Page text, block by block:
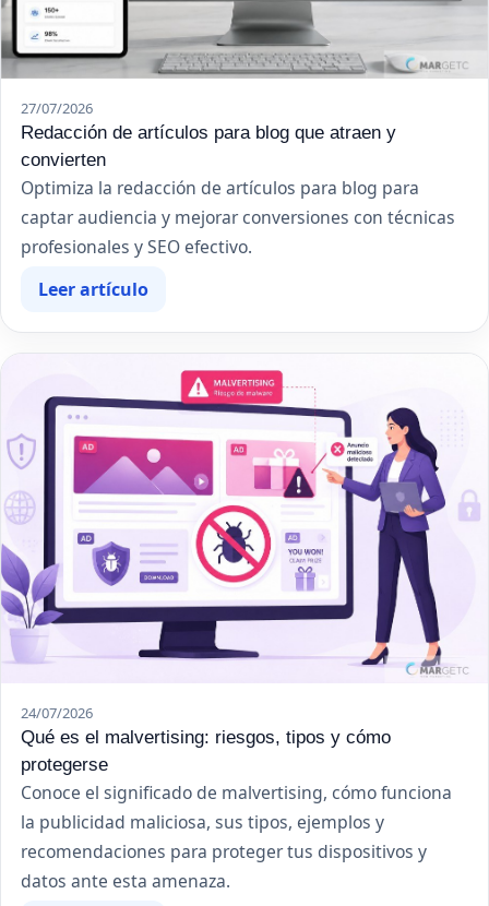
27/07/2026
Redacción de artículos para blog que atraen y
convierten
Optimiza la redacción de artículos para blog para
captar audiencia y mejorar conversiones con técnicas
profesionales y SEO efectivo.
Leer artículo
24/07/2026
Qué es el malvertising: riesgos, tipos y cómo
protegerse
Conoce el significado de malvertising, cómo funciona
la publicidad maliciosa, sus tipos, ejemplos y
recomendaciones para proteger tus dispositivos y
datos ante esta amenaza.